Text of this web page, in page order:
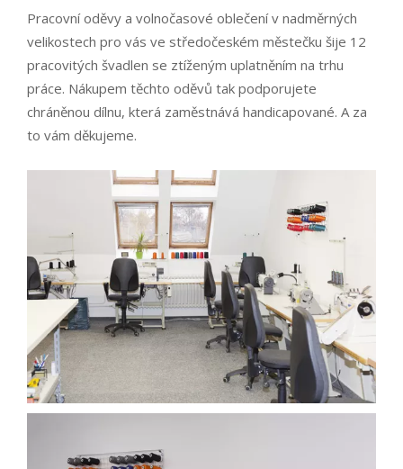
Pracovní oděvy a volnočasové oblečení v nadměrných
velikostech pro vás ve středočeském městečku šije 12
pracovitých švadlen se ztíženým uplatněním na trhu
práce. Nákupem těchto oděvů tak podporujete
chráněnou dílnu, která zaměstnává handicapované. A za
to vám děkujeme.